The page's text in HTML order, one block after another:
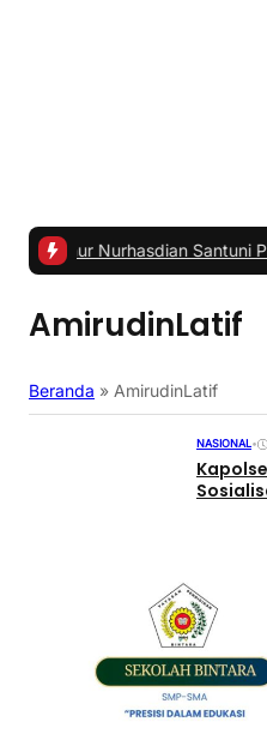
Santuni Puluhan
AmirudinLatif
Beranda » AmirudinLatif
NASIONAL•